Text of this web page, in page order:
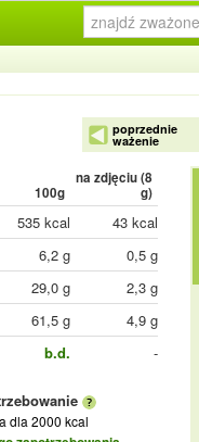
poprzednie
ważenie
100g
na zdjęciu (8
g)
535 kcal
43 kcal
6,2 g
0,5 g
29,0 g
2,3 g
61,5 g
4,9 g
b.d. -
dla 2000 kcal